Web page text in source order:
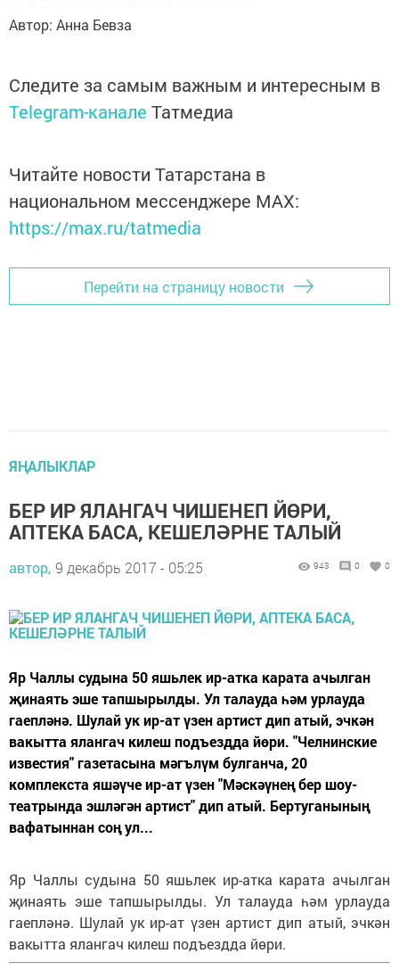
Автор: Анна Бевза
Следите за самым важным и интересным в
Telegram-канале Татмедиа
Читайте новости Татарстана в
национальном мессенджере MАХ:
https://max.ru/tatmedia
Перейти на страницу новости
ЯҢАЛЫКЛАР
БЕР ИР ЯЛАНГАЧ ЧИШЕНЕП ЙӨРИ,
АПТЕКА БАСА, КЕШЕЛӘРНЕ ТАЛЫЙ
автор, 9 декабрь 2017 - 05:25 943 0 0
Яр Чаллы судына 50 яшьлек ир-атка карата ачылган
җинаять эше тапшырылды. Ул талауда һәм урлауда
гаепләнә. Шулай ук ир-ат үзен артист дип атый, эчкән
вакытта ялангач килеш подъездда йөри. "Челнинские
известия" газетасына мәгълүм булганча, 20
комплекста яшәүче ир-ат үзен "Мәскәүнең бер шоу-
театрында эшләгән артист" дип атый. Бертуганының
вафатыннан соң ул...
Яр Чаллы судына 50 яшьлек ир-атка карата ачылган
җинаять эше тапшырылды. Ул талауда һәм урлауда
гаепләнә. Шулай ук ир-ат үзен артист дип атый, эчкән
вакытта ялангач килеш подъездда йөри.